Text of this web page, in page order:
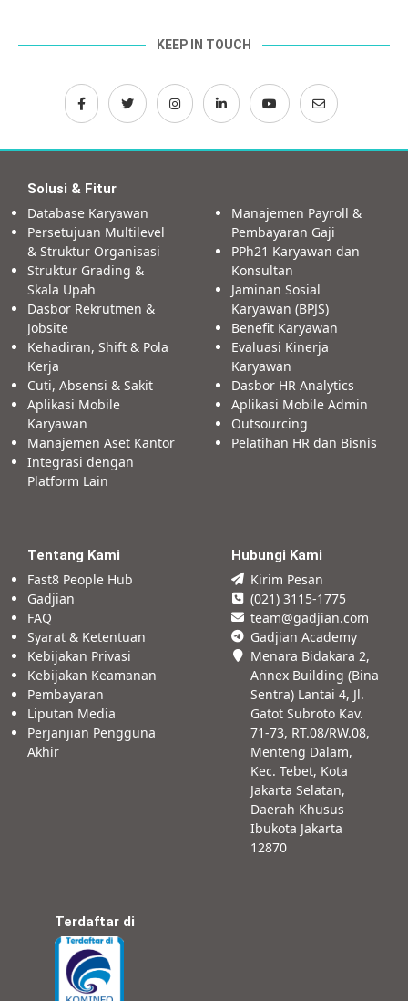
KEEP IN TOUCH
Solusi & Fitur
Database Karyawan
Persetujuan Multilevel
& Struktur Organisasi
Struktur Grading &
Skala Upah
Dasbor Rekrutmen &
Jobsite
Kehadiran, Shift & Pola
Kerja
Cuti, Absensi & Sakit
Aplikasi Mobile
Karyawan
Manajemen Aset Kantor
Integrasi dengan
Platform Lain
Manajemen Payroll &
Pembayaran Gaji
PPh21 Karyawan dan
Konsultan
Jaminan Sosial
Karyawan (BPJS)
Benefit Karyawan
Evaluasi Kinerja
Karyawan
Dasbor HR Analytics
Aplikasi Mobile Admin
Outsourcing
Pelatihan HR dan Bisnis
Tentang Kami
Fast8 People Hub
Gadjian
FAQ
Syarat & Ketentuan
Kebijakan Privasi
Kebijakan Keamanan
Pembayaran
Liputan Media
Perjanjian Pengguna
Akhir
Hubungi Kami
Kirim Pesan
(021) 3115-1775
team@gadjian.com
Gadjian Academy
Menara Bidakara 2,
Annex Building (Bina
Sentra) Lantai 4, Jl.
Gatot Subroto Kav.
71-73, RT.08/RW.08,
Menteng Dalam,
Kec. Tebet, Kota
Jakarta Selatan,
Daerah Khusus
Ibukota Jakarta
12870
Terdaftar di